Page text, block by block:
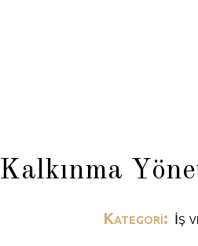
Kalkınma
Kategori: